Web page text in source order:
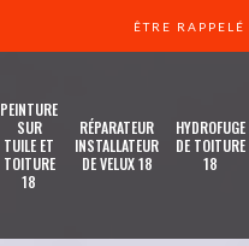
ÊTRE RAPPELÉ
PEINTURE
SUR
TUILE ET
TOITURE
18
RÉPARATEUR
INSTALLATEUR
DE VELUX 18
HYDROFUGE
DE TOITURE
18